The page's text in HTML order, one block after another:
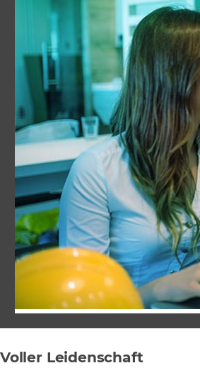
Voller Leidenschaft